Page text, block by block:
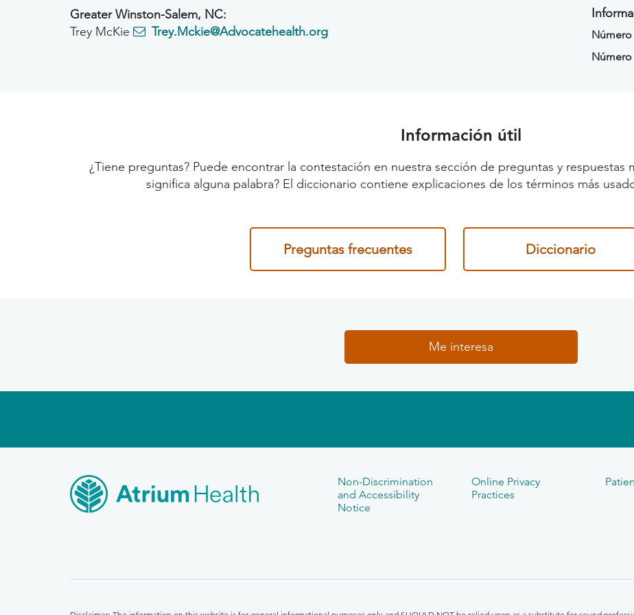
Greater Winston-Salem, NC:
Trey McKie
Trey.Mckie@Advocatehealth.org Número
Número
Información útil
¿Tiene preguntas? Puede encontrar la contestación en nuestra sección de preguntas y respuestas
significa alguna palabra? El diccionario contiene explicaciones de los términos más
Preguntas frecuentes Diccionario
Me interesa
Non-Discrimination
and Accessibility
Notice
Online Privacy
Practices